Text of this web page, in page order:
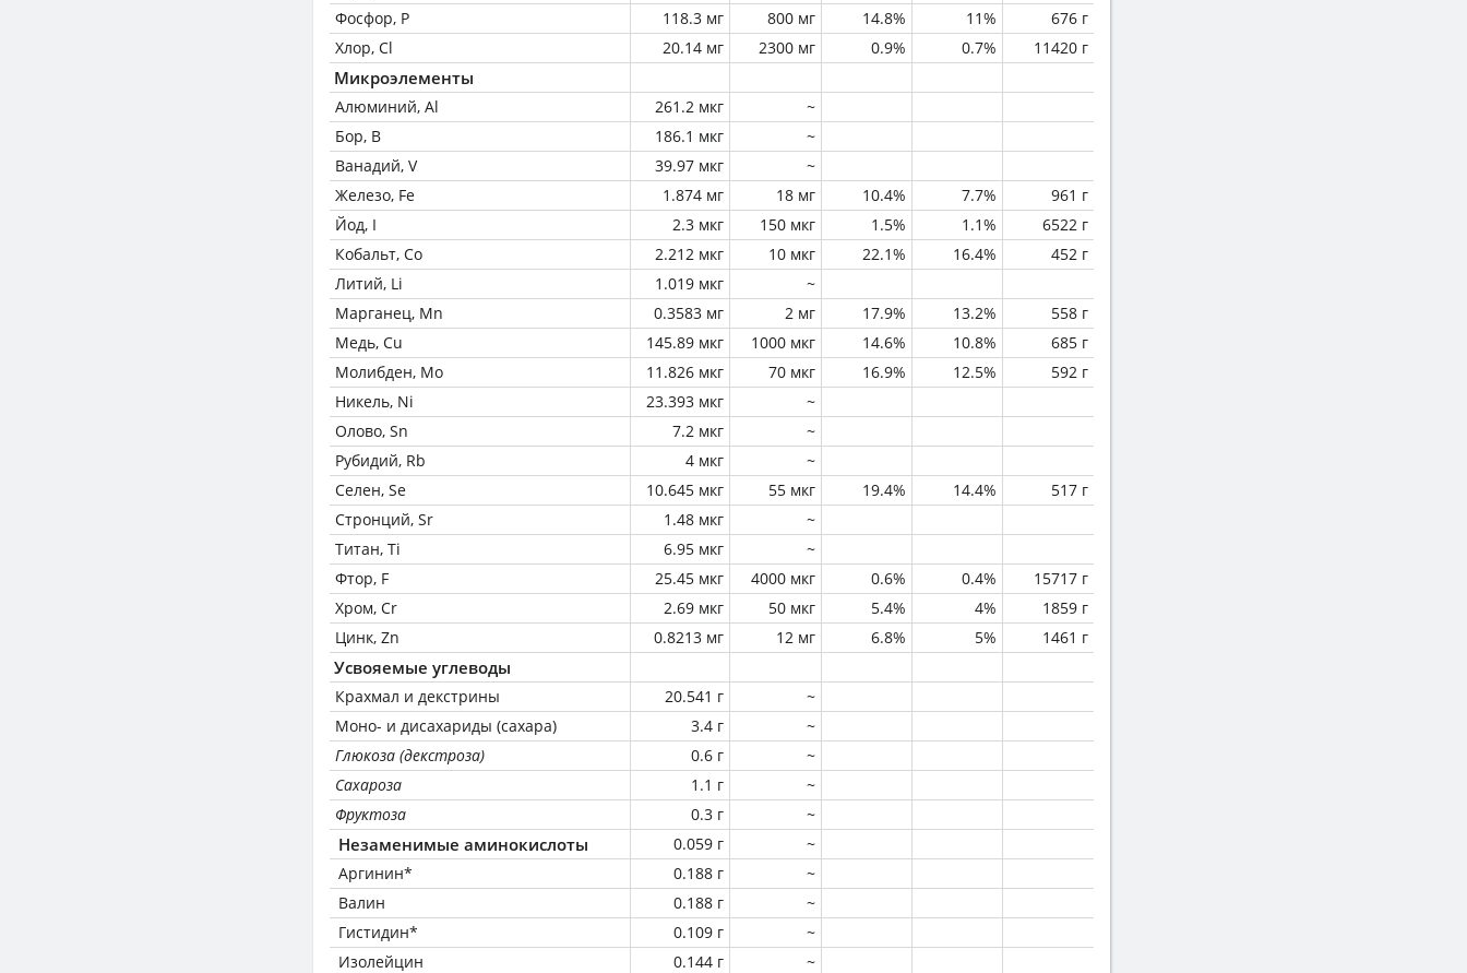
Фосфор, P
118.3 мг 800 мг 14.8% 11%
676 г
Хлор, Cl
20.14 мг 2300 мг 0.9% 0.7% 11420 г
Микроэлементы
Алюминий, Al 261.2 мкг
~
Бор, B
186.1 мкг
~
Ванадий, V
39.97 мкг
~
Железо, Fe
1.874 мг 18 мг 10.4% 7.7%
961 г
Йод, I
2.3 мкг 150 мкг 1.5% 1.1%
6522 г
Кобальт, Co
2.212 мкг 10 мкг 22.1% 16.4%
452 г
Литий, Li
1.019 мкг
~
Марганец, Mn
0.3583 мг 2 мг 17.9% 13.2%
558 г
Медь, Cu
145.89 мкг 1000 мкг 14.6% 10.8%
685 г
Молибден, Mo
11.826 мкг 70 мкг 16.9% 12.5%
592 г
Никель, Ni
23.393 мкг
~
Олово, Sn
7.2 мкг
~
Рубидий, Rb
4 мкг
~
Селен, Se
10.645 мкг 55 мкг 19.4% 14.4%
517 г
Стронций, Sr
1.48 мкг
~
Титан, Ti
6.95 мкг
~
Фтор, F
25.45 мкг 4000 мкг 0.6% 0.4%
15717 г
Хром, Cr
2.69 мкг 50 мкг 5.4% 4%
1859 г
Цинк, Zn
0.8213 мг 12 мг 6.8% 5% 1461 г
Усвояемые углеводы
Крахмал и декстрины 20.541 г
~
Моно- и дисахариды (сахара)
3.4 г
~
Глюкоза (декстроза)
0.6 г
~
Сахароза
1.1 г
~
Фруктоза
0.3 г ~
Незаменимые аминокислоты 0.059 г
~
Аргинин*
0.188 г
~
Валин
0.188 г
~
Гистидин*
0.109 г
~
Изолейцин
0.144 г ~